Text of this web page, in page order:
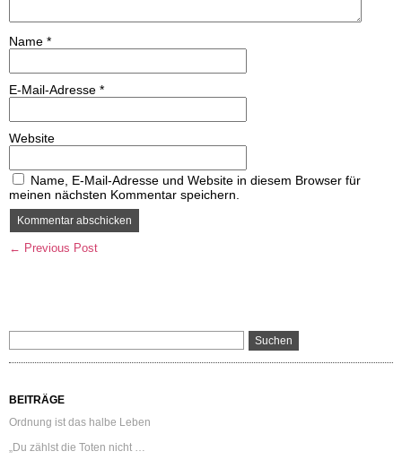
Name *
E-Mail-Adresse *
Website
Name, E-Mail-Adresse und Website in diesem Browser für
meinen nächsten Kommentar speichern.
← Previous Post
BEITRÄGE
Ordnung ist das halbe Leben
„Du zählst die Toten nicht …